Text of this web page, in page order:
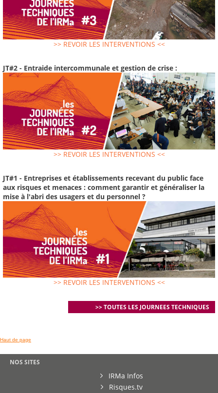
>> REVOIR LES INTERVENTIONS <<
JT#2 - Entraide intercommunale et gestion de crise :
>> REVOIR LES INTERVENTIONS <<
JT#1 - Entreprises et établissements recevant du public face
aux risques et menaces : comment garantir et généraliser la
mise à l'abri des usagers et du personnel ?
>> REVOIR LES INTERVENTIONS <<
>> TOUTES LES JOURNEES TECHNIQUES
Haut de page
NOS SITES
IRMa Infos
Risques.tv